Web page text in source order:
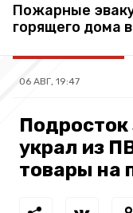
Пожарные
горящего дома
06 АВГ, 19:47
Подросток
украл из
товары на